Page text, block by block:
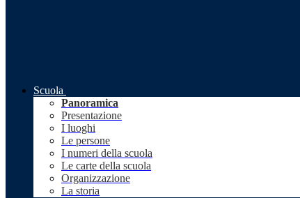
Scuola
Panoramica
Presentazione
I luoghi
Le persone
I numeri della scuola
Le carte della scuola
Organizzazione
La storia